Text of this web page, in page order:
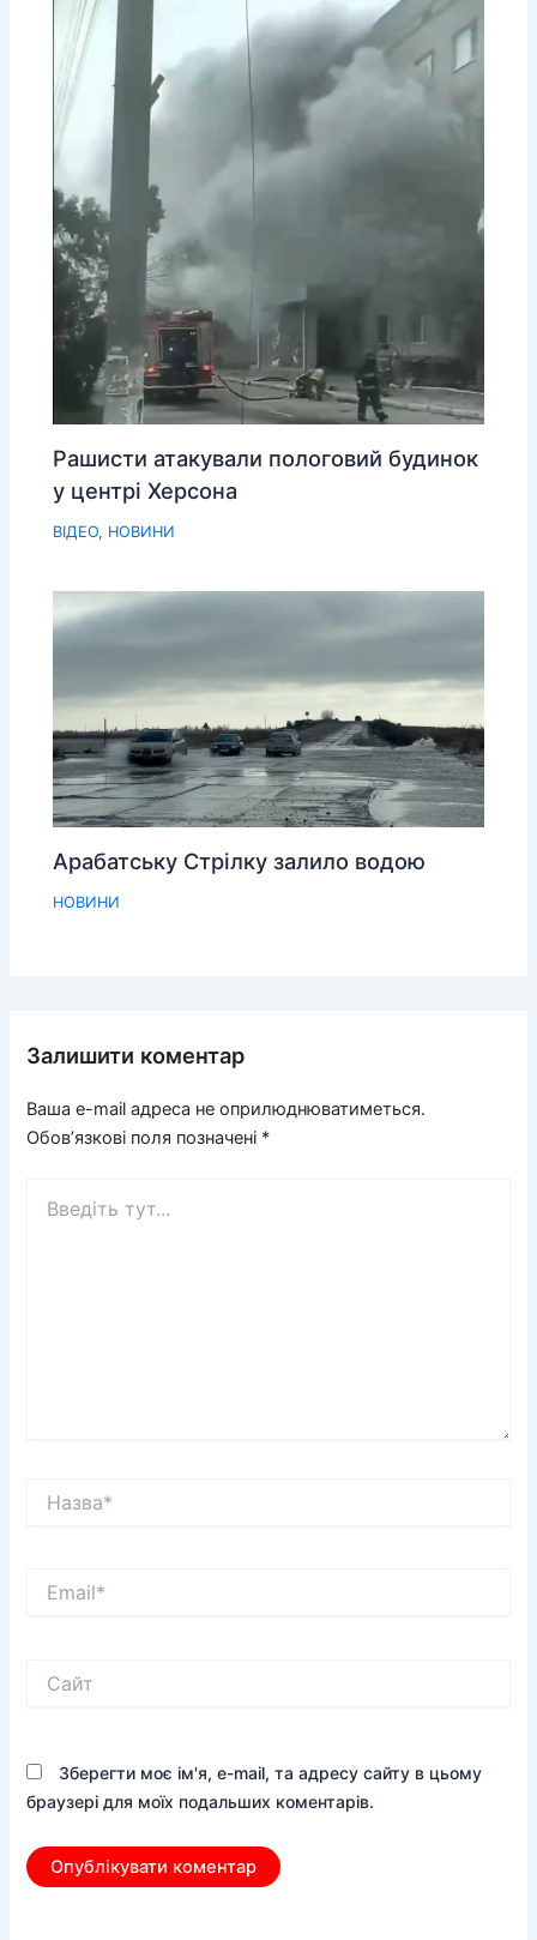
Рашисти атакували пологовий будинок
у центрі Херсона
ВІДЕО, НОВИНИ
Арабатську Стрілку залило водою
НОВИНИ
Залишити коментар
Ваша e-mail адреса не оприлюднюватиметься.
Обов’язкові поля позначені *
тут...
Зберегти моє ім'я, e-mail, та адресу сайту в цьому
браузері для моїх подальших коментарів.